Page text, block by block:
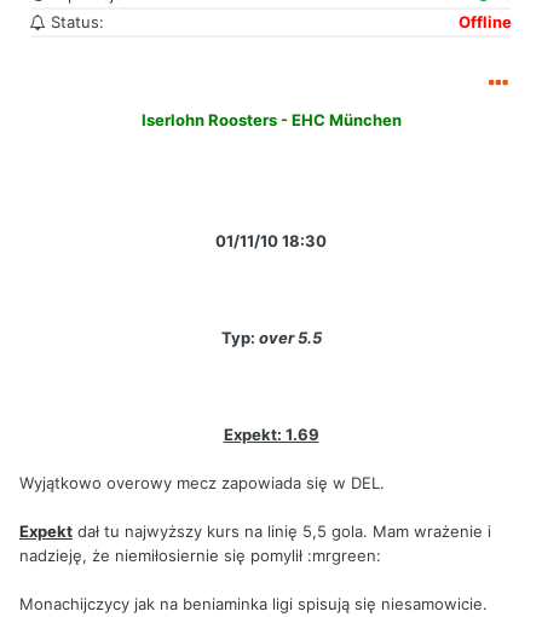
Status:
Offline
Iserlohn Roosters - EHC München
01/11/10 18:30
Typ: over 5.5
Expekt: 1.69
Wyjątkowo overowy mecz zapowiada się w DEL.
Expekt dał tu najwyższy kurs na linię 5,5 gola. Mam wrażenie i
nadzieję, że niemiłosiernie się pomylił :mrgreen:
Monachijczycy jak na beniaminka ligi spisują się niesamowicie.